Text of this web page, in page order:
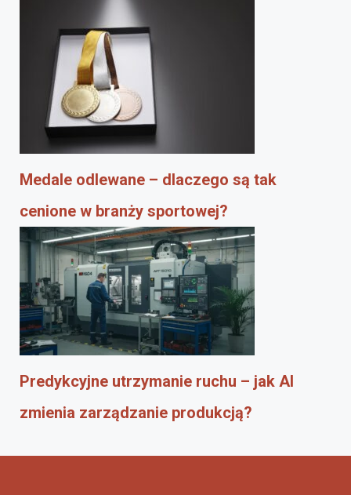
Medale odlewane – dlaczego są tak
cenione w branży sportowej?
Predykcyjne utrzymanie ruchu – jak AI
zmienia zarządzanie produkcją?